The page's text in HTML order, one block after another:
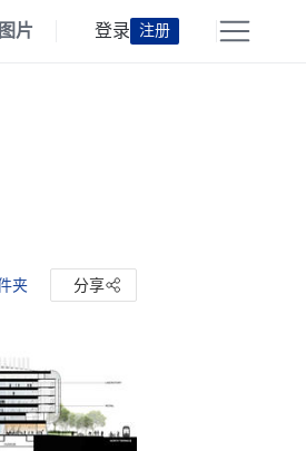
图片 登录 注册
夹 分享